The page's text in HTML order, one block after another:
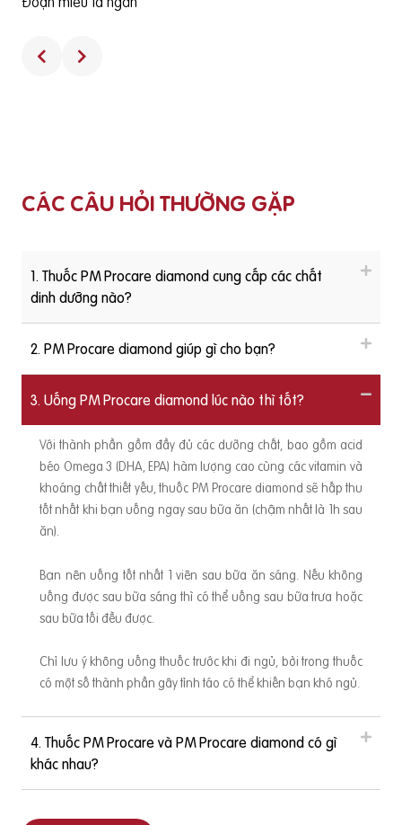
CÁC CÂU HỎI THƯỜNG GẶP
1. Thuốc PM Procare diamond cung cấp các chất
dinh dưỡng nào?
2. PM Procare diamond giúp gì cho bạn?
3. Uống PM Procare diamond lúc nào thì tốt?
Với thành phần gồm đầy đủ các dưỡng chất, bao gồm acid
béo Omega 3 (DHA, EPA) hàm lượng cao cùng các vitamin và
khoáng chất thiết yếu, thuốc PM Procare diamond sẽ hấp thu
tốt nhất khi bạn uống ngay sau bữa ăn (chậm nhất là 1h sau
ăn).
Bạn nên uống tốt nhất 1 viên sau bữa ăn sáng. Nếu không
uống được sau bữa sáng thì có thể uống sau bữa trưa hoặc
sau bữa tối đều được.
Chỉ lưu ý không uống thuốc trước khi đi ngủ, bởi trong thuốc
có một số thành phần gây tỉnh táo có thể khiến bạn khó ngủ.
4. Thuốc PM Procare và PM Procare diamond có gì
khác nhau?